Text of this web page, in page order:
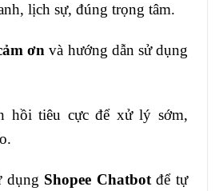
lịch sự, đúng trọng tâm.
ơn và hướng dẫn sử dụng
hồi tiêu cực để xử lý sớm,
dụng Shopee Chatbotđể tự